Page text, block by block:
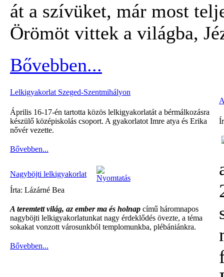
át a szívüket, már most
Örömöt vittek a világba,
Bővebben...
Lelkigyakorlat Szeged-Szentmihályon
Április 16-17-én tartotta közös lelkigyakorlatát a bérmálkozásra
készülő középiskolás csoport. A gyakorlatot Imre atya és Erika
nővér vezette.
Bővebben...
Nagyböjti lelkigyakorlat
Írta: Lázárné Bea
A teremtett világ, az ember ma és holnap című háromnapos
nagyböjti lelkigyakorlatunkat nagy érdeklődés övezte, a téma
sokakat vonzott városunkból templomunkba, plébániánkra.
Bővebben...